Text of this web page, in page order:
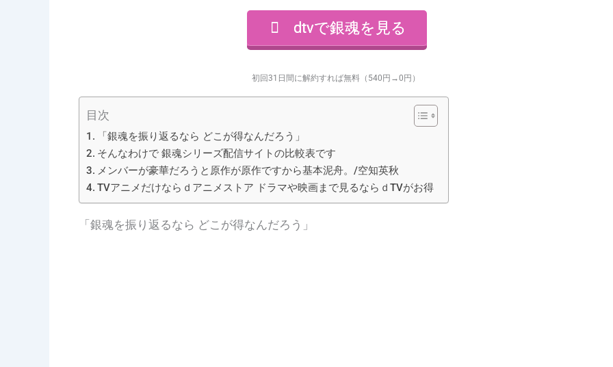
dtvで銀魂を見る
初回31日間に解約すれば無料（540円→0円）
目次
「銀魂を振り返るなら どこが得なんだろう」
そんなわけで 銀魂シリーズ配信サイトの比較表です
メンバーが豪華だろうと原作が原作ですから基本泥舟。/空知英秋
TVアニメだけならｄアニメストア ドラマや映画まで見るならｄTVがお得
「銀魂を振り返るなら どこが得なんだろう」